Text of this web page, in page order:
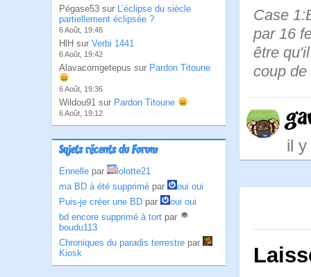
Pégase53 sur L’éclipse du siècle
partiellement éclipsée ?
6 Août, 19:46
HlH sur Verbi 1441
6 Août, 19:42
Alavacomgetepus sur Pardon Titoune
6 Août, 19:36
Wildou91 sur Pardon Titoune
6 Août, 19:12
Sujets récents du Forum
Ennelle par
lolotte21
ma BD à été supprimé par
oui oui
Puis-je créer une BD par
oui oui
bd encore supprimé à tort par
boudu113
Chroniques du paradis terrestre par
Kiosk
Case
par 16
être
coup de
il